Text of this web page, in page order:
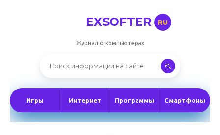
EXSOFTER RU
Журнал о компьютерах
Игры Интернет Программы Смартфоны